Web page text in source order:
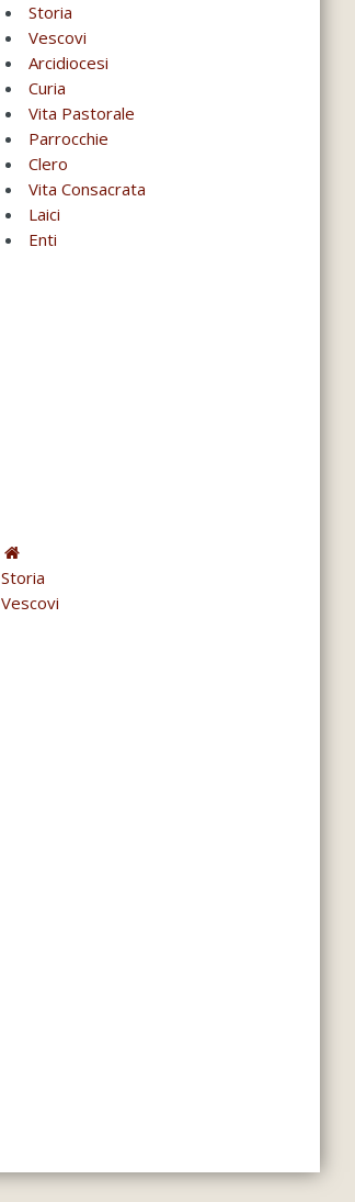
Storia
Vescovi
Arcidiocesi
Curia
Vita Pastorale
Parrocchie
Clero
Vita Consacrata
Laici
Enti
Storia
Vescovi